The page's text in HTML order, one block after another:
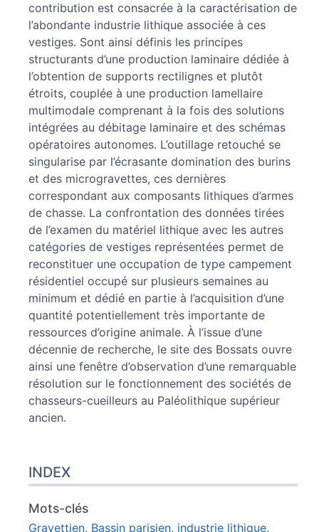
contribution est consacrée à la caractérisation de
l’abondante industrie lithique associée à ces
vestiges. Sont ainsi définis les principes
structurants d’une production laminaire dédiée à
l’obtention de supports rectilignes et plutôt
étroits, couplée à une production lamellaire
multimodale comprenant à la fois des solutions
intégrées au débitage laminaire et des schémas
opératoires autonomes. L’outillage retouché se
singularise par l’écrasante domination des burins
et des microgravettes, ces dernières
correspondant aux composants lithiques d’armes
de chasse. La confrontation des données tirées
de l’examen du matériel lithique avec les autres
catégories de vestiges représentées permet de
reconstituer une occupation de type campement
résidentiel occupé sur plusieurs semaines au
minimum et dédié en partie à l’acquisition d’une
quantité potentiellement très importante de
ressources d’origine animale. À l’issue d’une
décennie de recherche, le site des Bossats ouvre
ainsi une fenêtre d’observation d’une remarquable
résolution sur le fonctionnement des sociétés de
chasseurs-cueilleurs au Paléolithique supérieur
ancien.
INDEX
Mots-clés
Gravettien, Bassin parisien, industrie lithique,